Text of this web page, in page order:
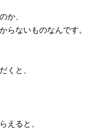
か、
らないものなんです。
くと、
えると、